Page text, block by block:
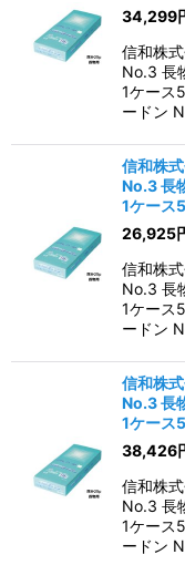
34,299
信和株
No.3 長
1ケース
ードン
信和株
No.3 長
1ケース
26,925
信和株
No.3 長
1ケース
ードン
信和株
No.3 長
1ケース
38,426
信和株
No.3 長
1ケース
ードン